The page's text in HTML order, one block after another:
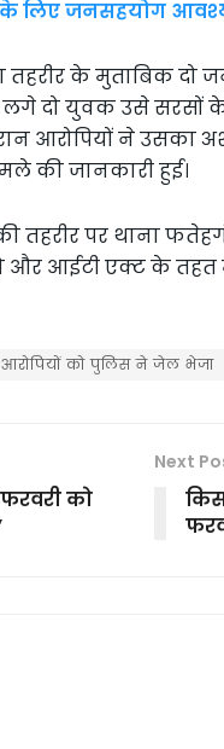
के लिए जनसहयोग
तहरीर के मुताबिक
लगे दो युवक उसे
आरोपियों ने उसका
की जानकारी हुई।
की तहरीर पर थाना
आईटी एक्ट के तहत
आरोपियों को पुलिस ने जेल भेजा
को
Next